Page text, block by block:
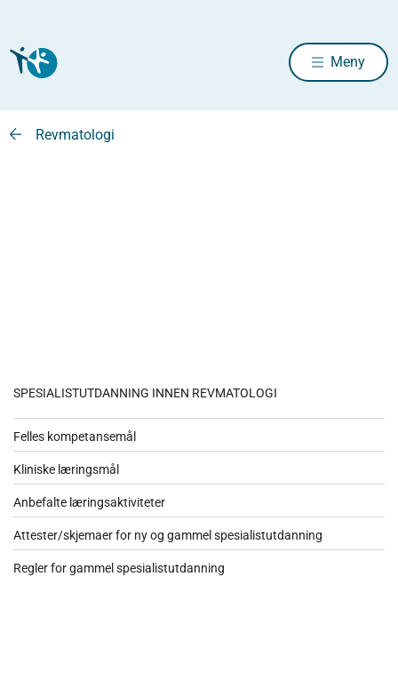
Meny
Revmatologi
SPESIALISTUTDANNING INNEN REVMATOLOGI
Felles kompetansemål
Kliniske læringsmål
Anbefalte læringsaktiviteter
Attester/skjemaer for ny og gammel spesialistutdanning
Regler for gammel spesialistutdanning